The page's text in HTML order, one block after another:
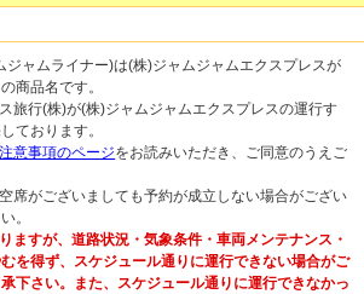
ャムライナー)は(株)ジャムジャムエクスプレスが
商品名です。
旅行(株)が(株)ジャムジャムエクスプレスの運行す
ております。
注意事項のページをお読みいただき、ご同意のうえご
席がございましても予約が成立しない場合がござい
。
ますが、道路状況・気象条件・車両メンテナンス・
を得ず、スケジュール通りに運行できない場合がご
下さい。また、スケジュール通りに運行できなかっ